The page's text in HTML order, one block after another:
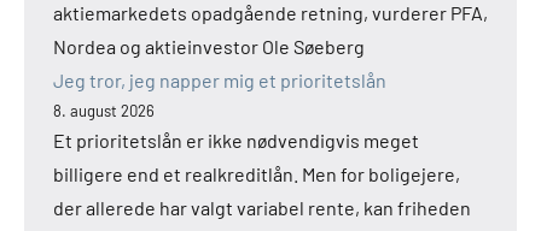
aktiemarkedets opadgående retning, vurderer PFA,
Nordea og aktieinvestor Ole Søeberg
Jeg tror, jeg napper mig et prioritetslån
8. august 2026
Et prioritetslån er ikke nødvendigvis meget
billigere end et realkreditlån. Men for boligejere,
der allerede har valgt variabel rente, kan friheden